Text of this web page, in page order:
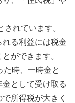
れています。
る利益には税金
ができます。
た時、一時金と
として受け取る
所得税が大きく